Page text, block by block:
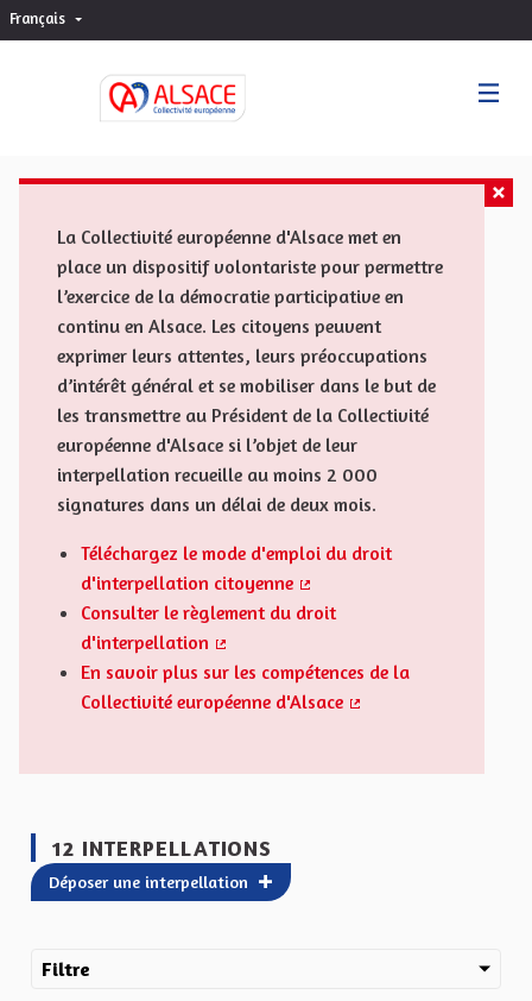
Français Choisir la langue
La Collectivité européenne d'Alsace met en
place un dispositif volontariste pour permettre
l’exercice de la démocratie participative en
continu en Alsace. Les citoyens peuvent
exprimer leurs attentes, leurs préoccupations
d’intérêt général et se mobiliser dans le but de
les transmettre au Président de la Collectivité
européenne d'Alsace si l’objet de leur
interpellation recueille au moins 2 000
signatures dans un délai de deux mois.
Téléchargez le mode d'emploi du droit
d'interpellation citoyenne
(Lien externe)
Consulter le règlement du droit
d'interpellation
(Lien externe)
En savoir plus sur les compétences de la
Collectivité européenne d'Alsace
12 INTERPELLATIONS
Déposer une interpellation
Filtre